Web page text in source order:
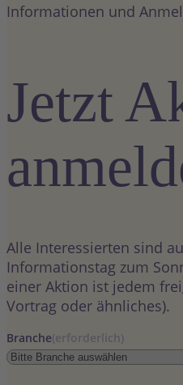
Informationen und
Jetzt
Alle Interessierten sind
Informationstag zum
einer Aktion ist jedem
Vortrag oder ähnliches).
Branche(erforderlich)